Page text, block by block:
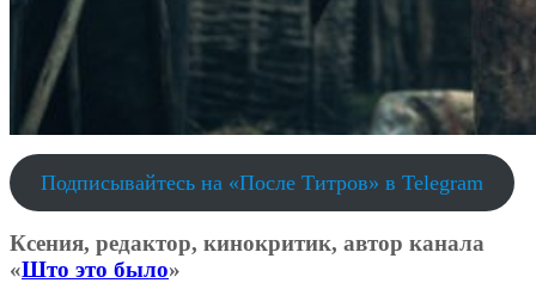
Подписывайтесь на «После Титров» в Telegram
Ксения, редактор, кинокритик, автор канала
«Што это было»